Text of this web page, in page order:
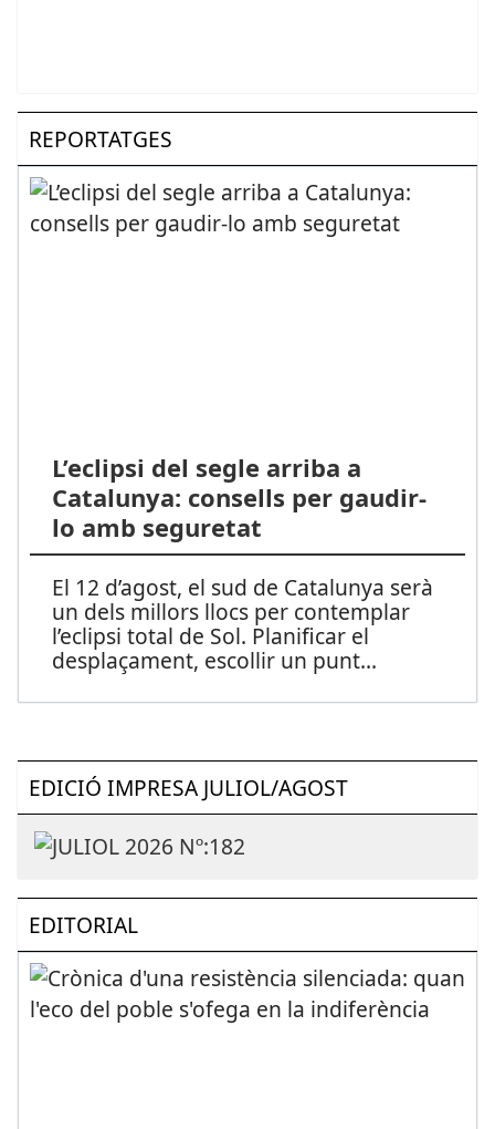
REPORTATGES
L’eclipsi del segle arriba a
Catalunya: consells per gaudir-
lo amb seguretat
El 12 d’agost, el sud de Catalunya serà
un dels millors llocs per contemplar
l’eclipsi total de Sol. Planificar el
desplaçament, escollir un punt...
EDICIÓ IMPRESA JULIOL/AGOST
EDITORIAL